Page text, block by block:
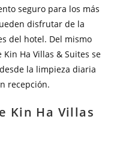
seguro para los más
disfrutar de la
del hotel. Del mismo
Ha Villas & Suites se
la limpieza diaria
recepción.
Kin Ha Villas